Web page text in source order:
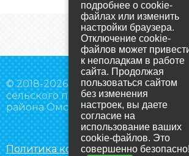
© 2018-2026 Администрация Усть-
сельского поселения Омского
района Омской области
Создание сайта
Политика конфиденциальности
подробнее о cookie-
файлах или изменить
настройки браузера.
Отключение cookie-
файлов может
к неполадкам в работе
сайта. Продолжая
пользоваться сайтом
без изменения
настроек, вы даете
согласие на
использование ваших
cookie-файлов. Это
совершенно безопасно!